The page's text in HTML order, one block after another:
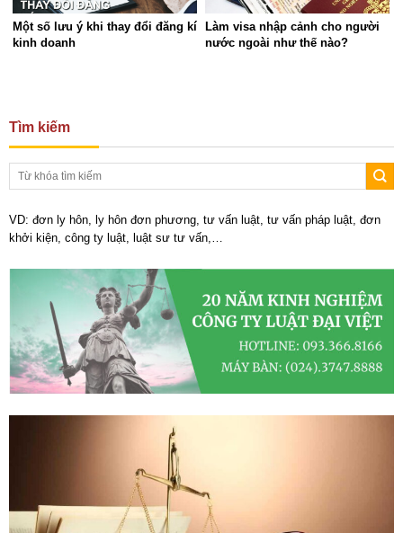
Một số lưu ý khi thay đổi đăng kí
kinh doanh
Làm visa nhập cảnh cho người
nước ngoài như thế nào?
Tìm kiếm
VD: đơn ly hôn, ly hôn đơn phương, tư vấn luật, tư vấn pháp luật, đơn
khởi kiện, công ty luật, luật sư tư vấn,…